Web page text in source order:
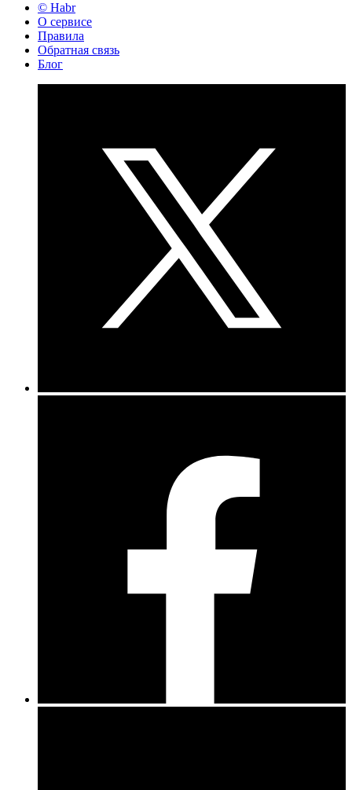
© Habr
О сервисе
Правила
Обратная связь
Блог